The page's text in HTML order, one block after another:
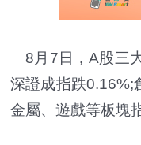
8月7日，A股三
深證成指跌0.16%;
金屬、遊戲等板塊